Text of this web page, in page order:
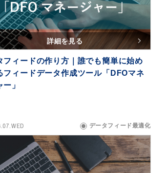
詳細を見る
フィードの作り方｜誰でも簡単に始め
フィードデータ作成ツール「DFOマネ
」
データフィード最適化